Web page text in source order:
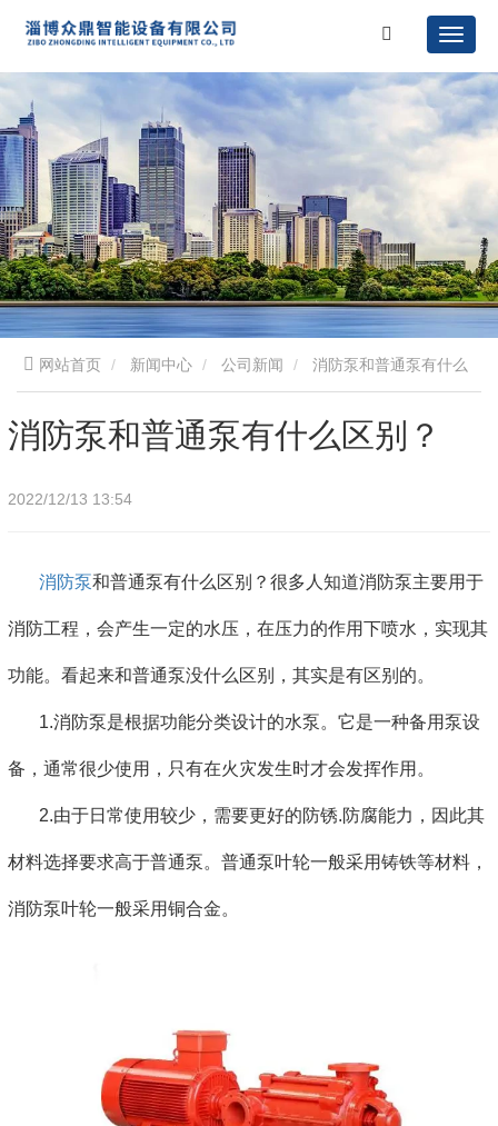
网站首页 新闻中心 公司新闻
区别？
消防泵和普通泵有什么区别？
2022/12/13 13:54
消防泵和普通泵有什么区别？很多人知道消防泵主要用于
消防工程，会产生一定的水压，在压力的作用下喷水，实现其
功能。看起来和普通泵没什么区别，其实是有区别的。
1.消防泵是根据功能分类设计的水泵。它是一种备用泵设
备，通常很少使用，只有在火灾发生时才会发挥作用。
2.由于日常使用较少，需要更好的防锈.防腐能力，因此其
材料选择要求高于普通泵。普通泵叶轮一般采用铸铁等材料，
消防泵叶轮一般采用铜合金。